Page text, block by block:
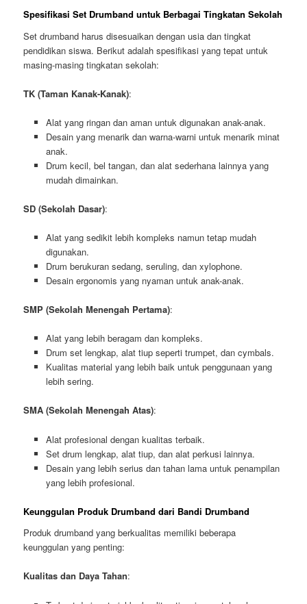
Spesifikasi Set Drumband untuk Berbagai Tingkatan Sekolah
Set drumband harus disesuaikan dengan usia dan tingkat
pendidikan siswa. Berikut adalah spesifikasi yang tepat untuk
masing-masing tingkatan sekolah:
TK (Taman Kanak-Kanak):
Alat yang ringan dan aman untuk digunakan anak-anak.
Desain yang menarik dan warna-warni untuk menarik minat
anak.
Drum kecil, bel tangan, dan alat sederhana lainnya yang
mudah dimainkan.
SD (Sekolah Dasar):
Alat yang sedikit lebih kompleks namun tetap mudah
digunakan.
Drum berukuran sedang, seruling, dan xylophone.
Desain ergonomis yang nyaman untuk anak-anak.
SMP (Sekolah Menengah Pertama):
Alat yang lebih beragam dan kompleks.
Drum set lengkap, alat tiup seperti trumpet, dan cymbals.
Kualitas material yang lebih baik untuk penggunaan yang
lebih sering.
SMA (Sekolah Menengah Atas):
Alat profesional dengan kualitas terbaik.
Set drum lengkap, alat tiup, dan alat perkusi lainnya.
Desain yang lebih serius dan tahan lama untuk penampilan
yang lebih profesional.
Keunggulan Produk Drumband dari Bandi Drumband
Produk drumband yang berkualitas memiliki beberapa
keunggulan yang penting:
Kualitas dan Daya Tahan: